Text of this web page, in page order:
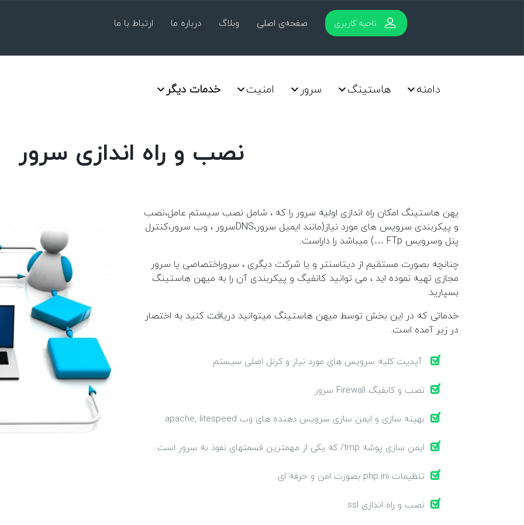
ناحیه کاربری صفحه‌ی اصلی وبلاگ درباره ما ارتباط با ما
دامنه هاستینگ سرور امنیت خدمات دیگر
نصب و راه اندازی سرور
یهن هاستینگ امکان راه اندازی اولیه سرور را که ، شامل نصب سیستم عامل،نصب
و پیکربندی سرویس های مورد نیاز(مانند ایمیل سرور،DNSسرور ، وب سرور،کنترل
پنل وسرویس FTp …) میباشد را داراست.
چنانچه بصورت مستقیم از دیتاسنتر و یا شرکت دیگری ، سروراختصاصی یا سرور
مجازی تهیه نموده اید ، می توانید کانفیگ و پیکربندی آن را به میهن هاستینگ
بسپارید.
خدماتی که در این بخش توسط میهن هاستینگ میتوانید دریافت کنید به اختصار
در زیر آمده است.
آپدیت کلیه سرویس های مورد نیاز و کرنل اصلی سیستم
نصب و کانفیگ Firewall سرور
بهینه سازی و ایمن سازی سرویس دهنده های وب apache, litespeed
ایمن سازی پوشه tmp/ که یکی از مهمترین قسمتهای نفوذ به سرور است
تنظیمات php.ini بصورت امن و حرفه ای
نصب و راه اندازی ssl